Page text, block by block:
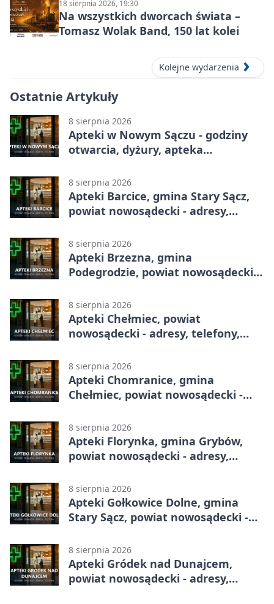
18 sierpnia 2026, 19:30
Na wszystkich dworcach świata –
Tomasz Wolak Band, 150 lat kolei
Kolejne wydarzenia
Ostatnie Artykuły
8 sierpnia 2026
Apteki w Nowym Sączu - godziny
otwarcia, dyżury, apteka
8 sierpnia 2026
Apteki Barcice, gmina Stary Sącz,
powiat nowosądecki - adresy,
8 sierpnia 2026
Apteki Brzezna, gmina
Podegrodzie, powiat nowosądecki -
8 sierpnia 2026
Apteki Chełmiec, powiat
nowosądecki - adresy, telefony,
8 sierpnia 2026
Apteki Chomranice, gmina
Chełmiec, powiat nowosądecki -
8 sierpnia 2026
Apteki Florynka, gmina Grybów,
powiat nowosądecki - adresy,
8 sierpnia 2026
Apteki Gołkowice Dolne, gmina
Stary Sącz, powiat nowosądecki -
8 sierpnia 2026
Apteki Gródek nad Dunajcem,
powiat nowosądecki - adresy,